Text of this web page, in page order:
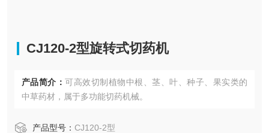
CJ120-2型旋转式切药机
产品简介： 可高效切制植物中根、茎、叶、种子、果实类的
中草药材，属于多功能切药机械。
产品型号： CJ120-2型